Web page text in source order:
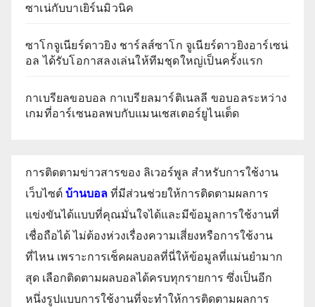
ซาเน่กับบาเยิร์นมิวนิค
ซาโกจูเนียร์ดาวยิง ชาร์ลส์ซาโก จูเนียร์ดาวยิงอาร์เซน่
อล ได้รับโอกาสลงเล่นให้ทีมชุดใหญ่เป็นครั้งแรก
กาเบรียลขอบอล กาเบรียลมาร์ติเนลลี ขอบอลระหว่าง
เกมที่อาร์เซนอลพบกับแมนเชสเตอร์ยูไนเต็ด
การติดตามข่าวสารของ ลิเวอร์พูล สำหรับการใช้งาน
เว็บไซต์ บ้านบอล ที่มีส่วนช่วยให้การติดตามผลการ
แข่งขันได้แบบที่คุณมั่นใจได้และมีข้อมูลการใช้งานที่
เชื่อถือได้ ไม่ต้องห่วงเรื่องความเสี่ยงหรือการใช้งาน
ที่ไหน เพราะการเช็คผลบอลที่นี่ให้ข้อมูลที่แม่นยำมาก
สุด เลือกติดตามผลบอลได้ครบทุกรายการ ซึ่งเป็นอีก
หนึ่งรูปแบบการใช้งานที่จะทำให้การติดตามผลการ